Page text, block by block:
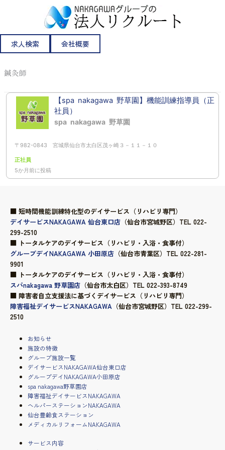
キ
プ
求人検索 会社概要
鍼灸師
【spa nakagawa 野草園】機能訓練指導員（正
社員）
spa nakagawa 野草園
〒982-0843 宮城県仙台市太白区茂ヶ崎３－１１－１０
正社員
5か月前に投稿
■ 短時間機能訓練特化型のデイサービス（リハビリ専門）
デイサービスNAKAGAWA 仙台東口店 （仙台市宮城野区）TEL 022-
299-2510
■ トータルケアのデイサービス（リハビリ・入浴・食事付）
グループデイNAKAGAWA 小田原店 （仙台市青葉区）TEL 022-281-
9901
■ トータルケアのデイサービス（リハビリ・入浴・食事付）
スパnakagawa 野草園店 （仙台市太白区）TEL 022-393-8749
■ 障害者自立支援法に基づくデイサービス（リハビリ専門）
障害福祉デイサービスNAKAGAWA （仙台市宮城野区）TEL 022-299-
2510
お知らせ
施設の特徴
グループ施設一覧
デイサービスNAKAGAWA仙台東口店
グループデイNAKAGAWA小田原店
spa nakagawa野草園店
障害福祉デイサービスNAKAGAWA
ヘルパーステーションNAKAGAWA
仙台豊齢食ステーション
メディカルリフォームNAKAGAWA
サービス内容